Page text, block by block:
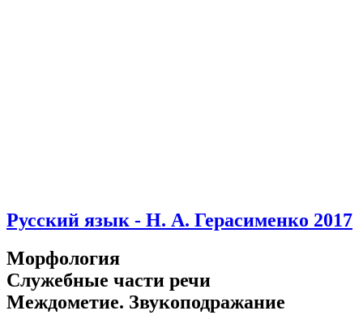
Русский язык - Н. А. Герасименко 2017
Морфология
Служебные части речи
Междометие. Звукоподражание